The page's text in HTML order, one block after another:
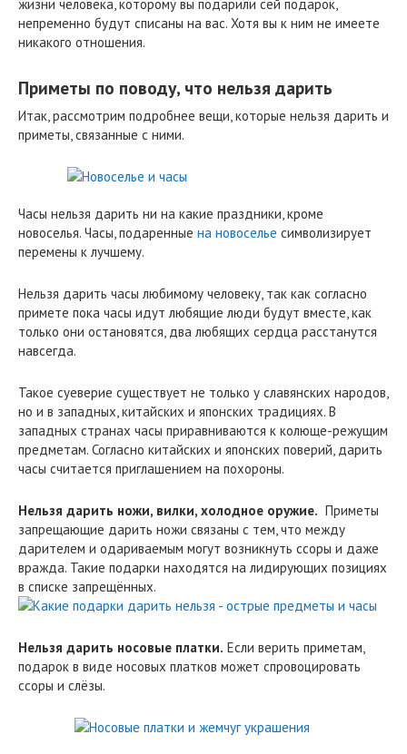
жизни человека, которому вы подарили сей подарок,
непременно будут списаны на вас. Хотя вы к ним не имеете
никакого отношения.
Приметы по поводу, что нельзя дарить
Итак, рассмотрим подробнее вещи, которые нельзя дарить и
приметы, связанные с ними.
Часы нельзя дарить ни на какие праздники, кроме
новоселья. Часы, подаренные на новоселье символизирует
перемены к лучшему.
Нельзя дарить часы любимому человеку, так как согласно
примете пока часы идут любящие люди будут вместе, как
только они остановятся, два любящих сердца расстанутся
навсегда.
Такое суеверие существует не только у славянских народов,
но и в западных, китайских и японских традициях. В
западных странах часы приравниваются к колюще-режущим
предметам. Согласно китайских и японских поверий, дарить
часы считается приглашением на похороны.
Нельзя дарить ножи, вилки, холодное оружие. Приметы
запрещающие дарить ножи связаны с тем, что между
дарителем и одариваемым могут возникнуть ссоры и даже
вражда. Такие подарки находятся на лидирующих позициях
в списке запрещённых.
Нельзя дарить носовые платки. Если верить приметам,
подарок в виде носовых платков может спровоцировать
ссоры и слёзы.